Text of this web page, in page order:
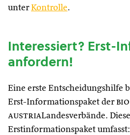
unterKontrolle.
Interessiert? Erst-
anfordern!
Eine erste Entscheidungshilfe
Erst-Informationspaket der bio
austriaLandesverbände.
Erstinformationspaket umfasst: